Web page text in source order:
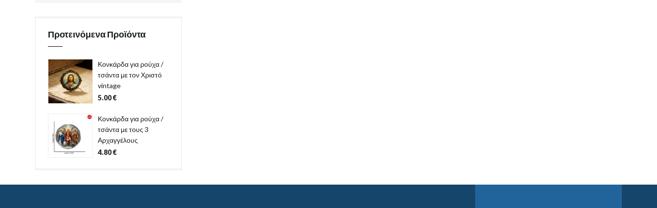
Προτεινόμενα Προϊόντα
Κονκάρδα για ρούχα /
τσάντα με τον Χριστό
vintage
5.00€
Κονκάρδα για ρούχα /
τσάντα με τους 3
Αρχαγγέλους
4.80€